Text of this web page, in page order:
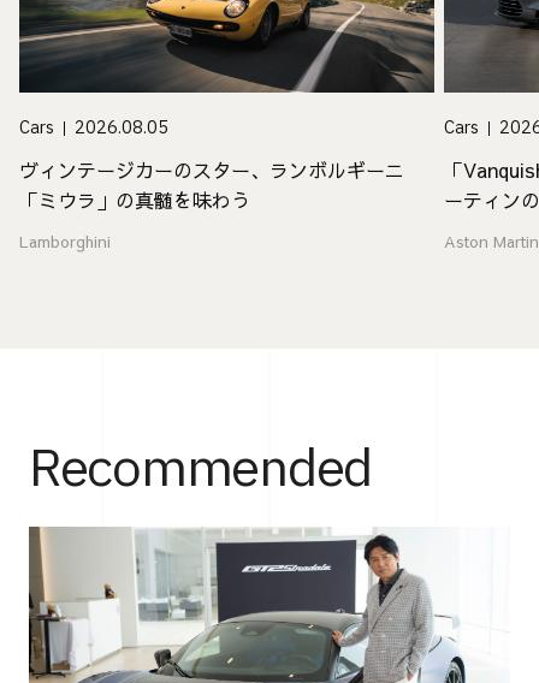
Cars 2026.08.05
ヴィンテージカーのスター、ランボルギーニ
「ミウラ」の真髄を味わう
Lamborghini
Cars
「
ーティン
Aston Martin
Recommended